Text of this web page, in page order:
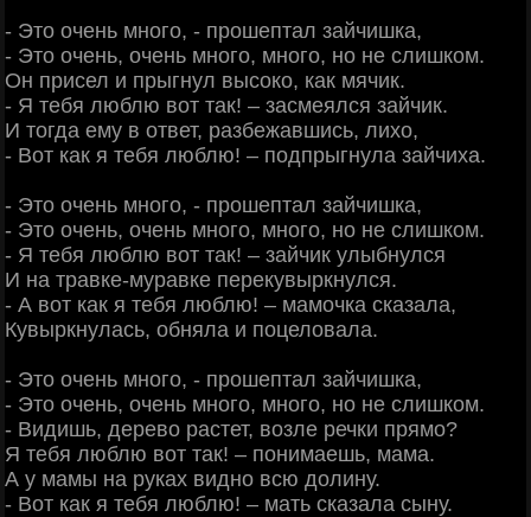
- Это очень много, - прошептал зайчишка,
- Это очень, очень много, много, но не слишком.
Он присел и прыгнул высоко, как мячик.
- Я тебя люблю вот так! – засмеялся зайчик.
И тогда ему в ответ, разбежавшись, лихо,
- Вот как я тебя люблю! – подпрыгнула зайчиха.
- Это очень много, - прошептал зайчишка,
- Это очень, очень много, много, но не слишком.
- Я тебя люблю вот так! – зайчик улыбнулся
И на травке-муравке перекувыркнулся.
- А вот как я тебя люблю! – мамочка сказала,
Кувыркнулась, обняла и поцеловала.
- Это очень много, - прошептал зайчишка,
- Это очень, очень много, много, но не слишком.
- Видишь, дерево растет, возле речки прямо?
Я тебя люблю вот так! – понимаешь, мама.
А у мамы на руках видно всю долину.
- Вот как я тебя люблю! – мать сказала сыну.